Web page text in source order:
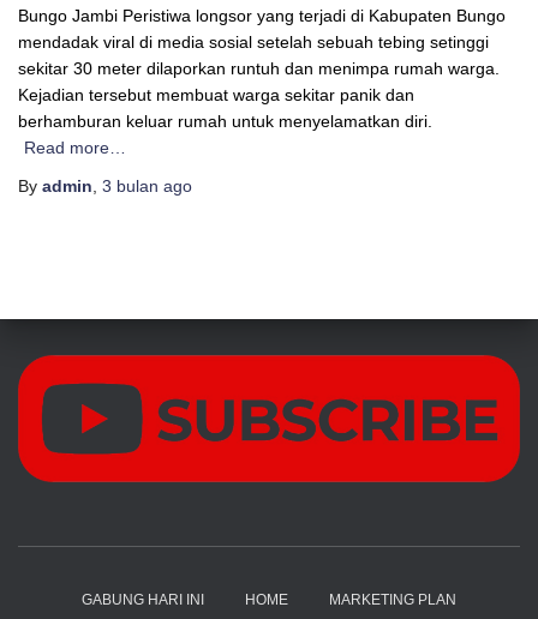
Bungo Jambi Peristiwa longsor yang terjadi di Kabupaten Bungo
mendadak viral di media sosial setelah sebuah tebing setinggi
sekitar 30 meter dilaporkan runtuh dan menimpa rumah warga.
Kejadian tersebut membuat warga sekitar panik dan
berhamburan keluar rumah untuk menyelamatkan diri.
Read more…
By admin 3 bulan ago
GABUNG HARI INI HOME MARKETING PLAN